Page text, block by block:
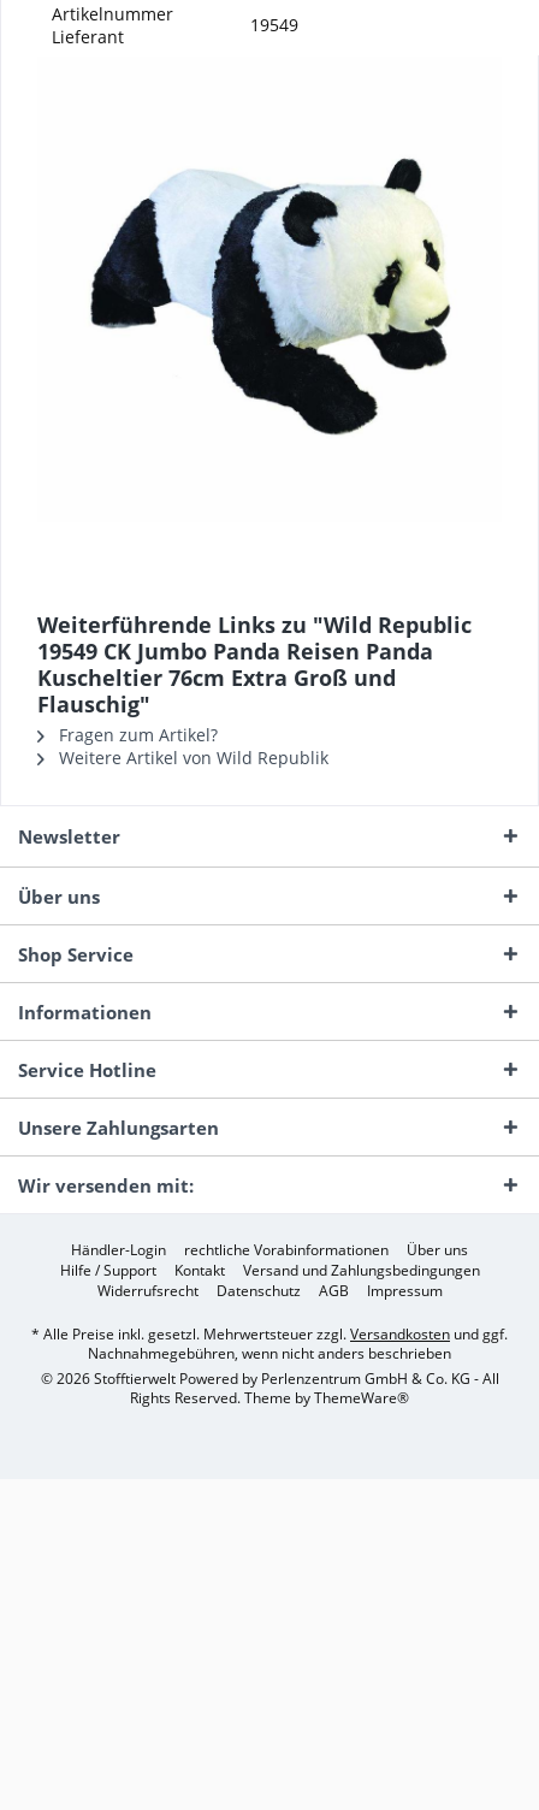
Artikelnummer
Lieferant
19549
Weiterführende Links zu "Wild Republic
19549 CK Jumbo Panda Reisen Panda
Kuscheltier 76cm Extra Groß und
Flauschig"
Fragen zum Artikel?
Weitere Artikel von Wild Republik
Newsletter
Über uns
Shop Service
Informationen
Service Hotline
Unsere Zahlungsarten
Wir versenden mit:
Händler-Login rechtliche Vorabinformationen
Über uns
Hilfe / Support
Kontakt
Versand und Zahlungsbedingungen
Widerrufsrecht
Datenschutz AGB Impressum
* Alle Preise inkl. gesetzl. Mehrwertsteuer zzgl.Versandkosten und ggf.
Nachnahmegebühren, wenn nicht anders beschrieben
© 2026 Stofftierwelt Powered by Perlenzentrum GmbH & Co. KG - All
Rights Reserved. Theme byThemeWare®